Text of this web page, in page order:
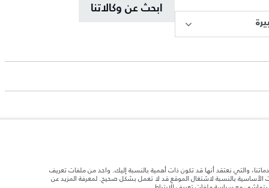
ابحث عن وكالاتنا
والتي نعتقد أنها قد تكون ذات أهمية بالنسبة إليك. واحد من ملفات تعريف
الأساسية بالنسبة لاشتغال الموقع قد لا تعمل بشكل صحيح. لمعرفة المزيد عن